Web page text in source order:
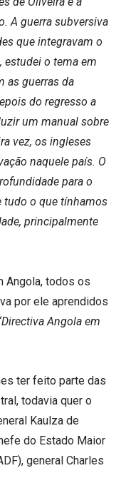
A guerra subversiva
que integravam o
estudei o tema em
as guerras da
do regresso a
um manual sobre
vez, os ingleses
naquele país. O
para o
tudo o que tínhamos
principalmente
Angola, todos os
por ele aprendidos
Angola em
ter feito parte das
todavia quer o
Kaulza de
do Estado Maior
general Charles